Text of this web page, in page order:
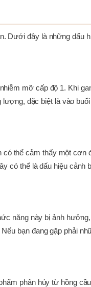
Dưới đây là những dấu
mỡ cấp độ 1. Khi
đặc biệt là vào
thể cảm thấy một cơn
có thể là dấu hiệu cảnh
năng này bị ảnh
bạn đang gặp phải
phân hủy từ hồng